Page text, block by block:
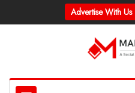
Advertise With Us